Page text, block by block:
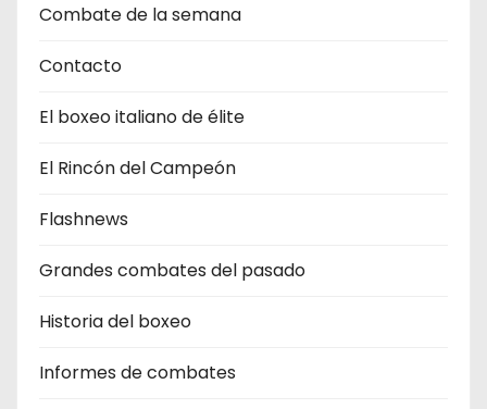
Combate de la semana
Contacto
El boxeo italiano de élite
El Rincón del Campeón
Flashnews
Grandes combates del pasado
Historia del boxeo
Informes de combates